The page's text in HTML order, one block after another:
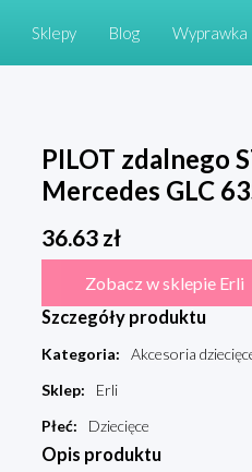
Sklepy Blog Wyprawka
PILOT zdalnego
Mercedes GLC
36.63zł
Zobacz w sklepie Erli
Szczegóły produktu
Kategoria:
Akcesoria
Sklep:
Erli
Płeć: Dziecięce
Opis produktu